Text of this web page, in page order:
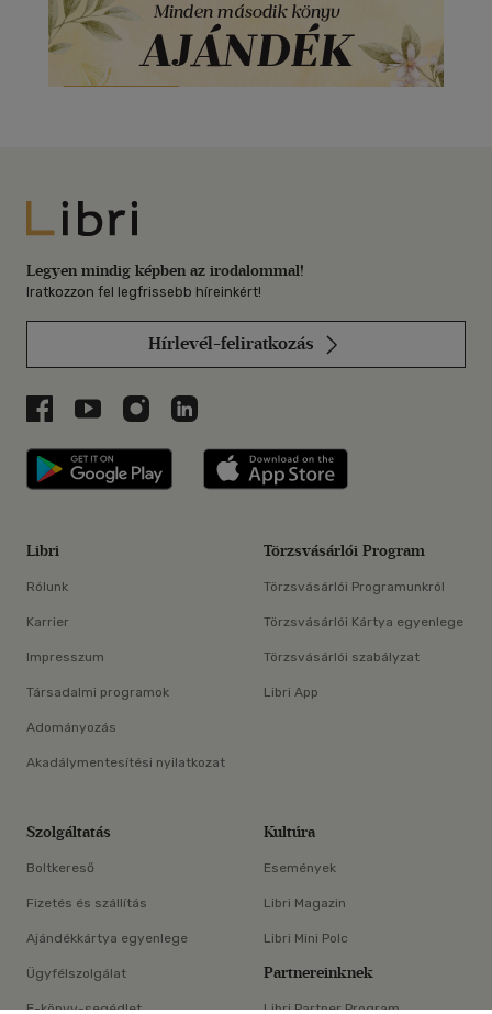
Libri
Legyen mindig képben az irodalommal!
Iratkozzon fel legfrissebb híreinkért!
Hírlevél-feliratkozás
Libri a Facebookon
Libri a Youtube-on
Libri az Instagramon
Libri a LinkedInen
Libri applikáció Szerezd meg: Google
Libri
Rólunk
Karrier
Impresszum
Társadalmi programok
Adományozás
Akadálymentesítési nyilatkozat
Törzsvásárlói Program
Törzsvásárlói Programunkról
Törzsvásárlói Kártya egyenlege
Törzsvásárlói szabályzat
Libri App
Szolgáltatás
Boltkereső
Fizetés és szállítás
Ajándékkártya egyenlege
Ügyfélszolgálat
E-könyv-segédlet
Kultúra
Események
Libri Magazin
Libri Mini Polc
Partnereinknek
Libri Partner Program